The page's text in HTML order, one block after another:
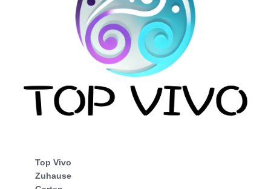
Top Vivo
Zuhause